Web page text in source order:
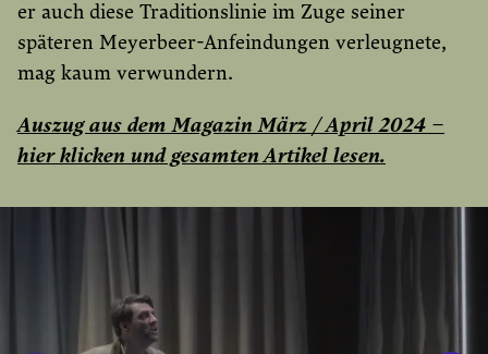
er auch diese Traditionslinie im Zuge seiner
späteren Meyerbeer-Anfeindungen verleugnete,
mag kaum verwundern.
Auszug aus dem Magazin März / April 2024 –
hier klicken und gesamten Artikel lesen.